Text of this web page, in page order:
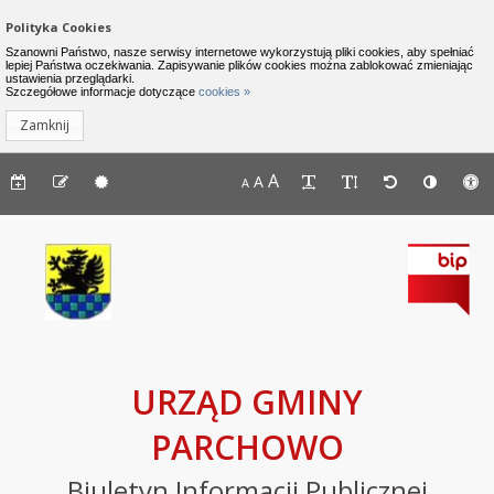
Urząd Gminy Parchowo -
Nawigacja do pomijania linków
Polityka Cookies
Szanowni Państwo, nasze serwisy internetowe wykorzystują pliki cookies, aby spełniać
lepiej Państwa oczekiwania. Zapisywanie plików cookies można zablokować zmieniając
ustawienia przeglądarki.
Szczegółowe informacje dotyczące cookies »
Zamknij
Menu górne
Menu górne - edycja stronyMenu górne - dostępność strony
A A A
URZĄD GMINY
PARCHOWO
Lewe menu
menu
INFORMACJE
Komunikaty
Deklaracja
dostępności
Raport
stanie